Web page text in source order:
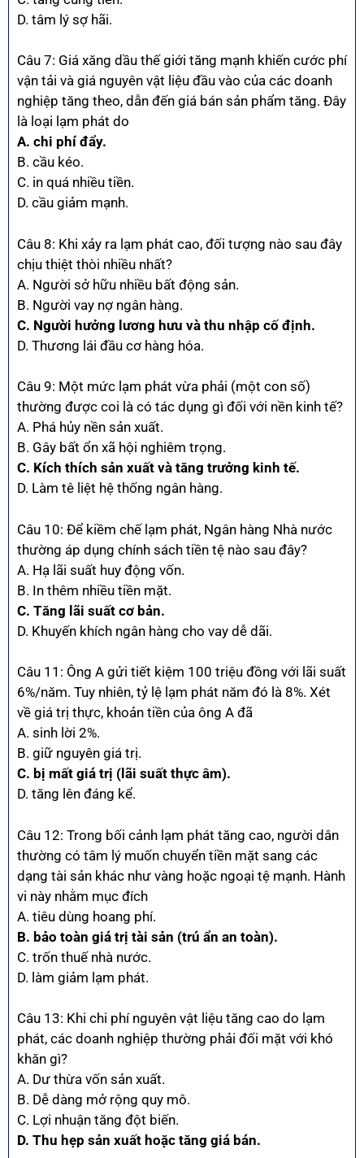
D. tâm lý sợ hãi.
Câu 7: Giá xăng dầu thế giới tăng mạnh khiến cước phí
vận tải và giá nguyên vật liệu đầu vào của các doanh
nghiệp tăng theo, dẫn đến giá bán sản phẩm tăng. Đây
là loại lạm phát do
A. chi phí đẩy.
B. cầu kéo.
C. in quá nhiều tiền.
D. cầu giảm mạnh.
Câu 8: Khi xảy ra lạm phát cao, đối tượng nào sau đây
chịu thiệt thòi nhiều nhất?
A. Người sở hữu nhiều bất động sản.
B. Người vay nợ ngân hàng.
C. Người hưởng lương hưu và thu nhập cố định.
D. Thương lái đầu cơ hàng hóa.
Câu 9: Một mức lạm phát vừa phải (một con số)
thường được coi là có tác dụng gì đối với nền kinh tế?
A. Phá hủy nền sản xuất.
B. Gây bất ổn xã hội nghiêm trọng.
C. Kích thích sản xuất và tăng trưởng kinh tế.
D. Làm tê liệt hệ thống ngân hàng.
Câu 10: Để kiềm chế lạm phát, Ngân hàng Nhà nước
thường áp dụng chính sách tiền tệ nào sau đây?
A. Hạ lãi suất huy động vốn.
B. In thêm nhiều tiền mặt.
C. Tăng lãi suất cơ bản.
D. Khuyến khích ngân hàng cho vay dễ dãi.
Câu 11: Ông A gửi tiết kiệm 100 triệu đồng với lãi suất
6%/năm. Tuy nhiên, tỷ lệ lạm phát năm đó là 8%. Xét
về giá trị thực, khoản tiền của ông A đã
A. sinh lời 2%.
B. giữ nguyên giá trị.
C. bị mất giá trị (lãi suất thực âm).
D. tăng lên đáng kể.
Câu 12: Trong bối cảnh lạm phát tăng cao, người dân
thường có tâm lý muốn chuyển tiền mặt sang các
dạng tài sản khác như vàng hoặc ngoại tệ mạnh. Hành
vi này nhằm mục đích
A. tiêu dùng hoang phí.
B. bảo toàn giá trị tài sản (trú ẩn an toàn).
C. trốn thuế nhà nước.
D. làm giảm lạm phát.
Câu 13: Khi chi phí nguyên vật liệu tăng cao do lạm
phát, các doanh nghiệp thường phải đối mặt với khó
khăn gì?
A. Dư thừa vốn sản xuất.
B. Dễ dàng mở rộng quy mô.
C. Lợi nhuận tăng đột biến.
D. Thu hẹp sản xuất hoặc tăng giá bán.